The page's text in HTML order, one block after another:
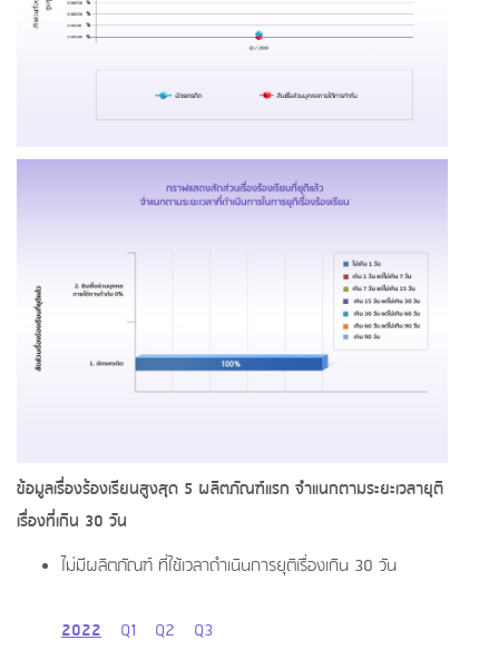
ข้อมูลเรื่องร้องเรียนสูงสุด 5 ผลิตภัณฑ์แรก จำแนกตามระยะเวลายุติ
เรื่องที่เกิน 30 วัน
ไม่มีผลิตภัณฑ์ ที่ใช้เวลาดำเนินการยุติเรื่องเกิน 30 วัน
2022 Q1 Q2
Q3